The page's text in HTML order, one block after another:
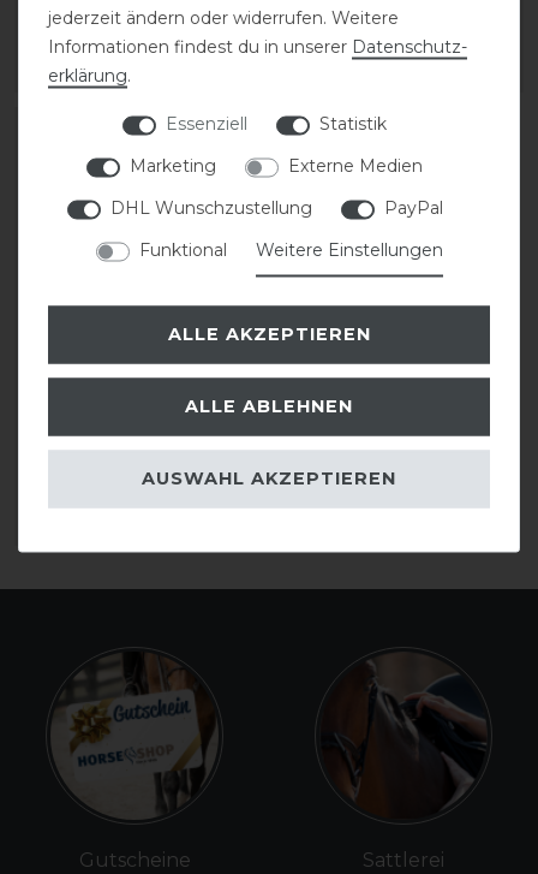
199,90 € *
ARTIKEL MERKEN
219,00 € *
KASK Riders 22L
Gutscheine Sattlerei
jederzeit ändern oder widerrufen. Weitere
Informationen findest du in unserer Daten­schutz­
erklärung.
Essenziell
Statistik
Marketing
Externe Medien
DHL Wunschzustellung
PayPal
Funktional
Weitere Einstellungen
ALLE AKZEPTIEREN
ALLE ABLEHNEN
AUSWAHL AKZEPTIEREN